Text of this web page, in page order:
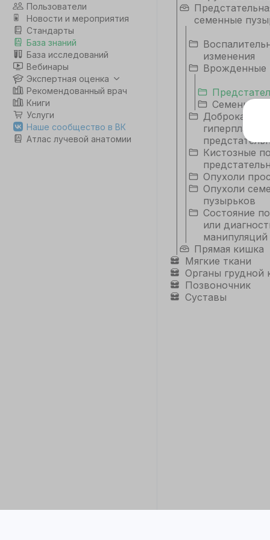
Пользователи
Новости и мероприятия
Стандарты
База знаний
База исследований
Вебинары
Экспертная оценка
Рекомендованный врач
Книги
Услуги
Наше сообщество в ВК
Атлас лучевой анатомии
семенные
изменения
Врожденные
Семенных
гиперплазия
Кистозные
Опухоли
Опухоли
пузырьков
Состояние
или
манипуляций
Прямая кишка
Мягкие ткани
Органы грудной
Позвоночник
Суставы